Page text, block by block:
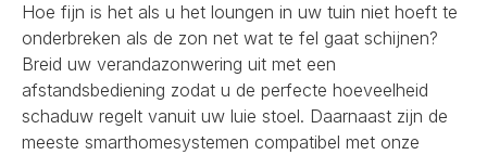
Hoe fijn is het als u het loungen in uw tuin niet hoeft te
onderbreken als de zon net wat te fel gaat schijnen?
Breid uw verandazonwering uit met een
afstandsbediening zodat u de perfecte hoeveelheid
schaduw regelt vanuit uw luie stoel. Daarnaast zijn de
meeste smarthomesystemen compatibel met onze